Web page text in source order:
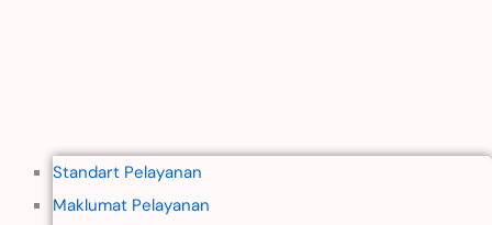
Standart Pelayanan
Maklumat Pelayanan